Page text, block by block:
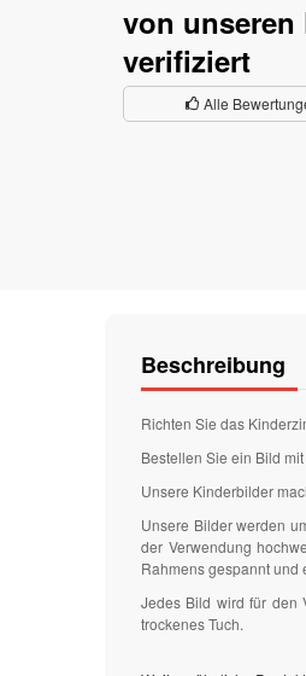
von unseren
verifiziert
Alle
Beschreibung
Richten Sie das
Bestellen Sie ein Bild
Unsere Kinderbilder
Unsere Bilder werden
der Verwendung
Rahmens gespannt und
Jedes Bild wird für den
trockenes Tuch.